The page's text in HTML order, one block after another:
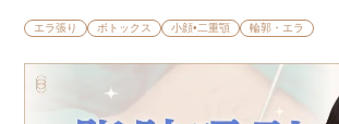
エラ張り ボトックス 小顔•二重顎 輪郭・エラ